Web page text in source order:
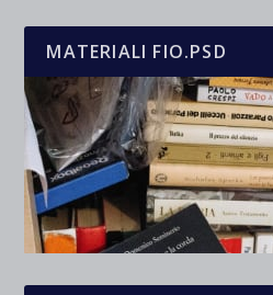
MATERIALI FIO.PSD